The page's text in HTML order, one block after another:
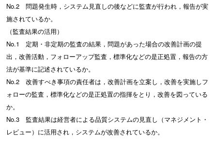
No.2 問題発生時，システム見直しの後などに監査が行われ，報告が実
施されているか。
（監査結果の活用）
No.1 定期・非定期の監査の結果，問題があった場合の改善計画の提
出，改善活動，フォローアップ監査，標準化などの是正処置，報告の方
法が基準に記述されているか。
No.2 改善すべき事項の責任者は，改善計画を立案し，改善を実施しフ
ォローの監査，標準化などの是正処置の指揮をとり，改善を図っている
か。
No.3 監査結果は経営者による品質システムの見直し（マネジメント・
レビュー）に活用され，システムが改善されているか。